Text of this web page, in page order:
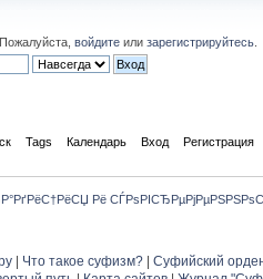
. Пожалуйста, войдите или зарегистрируйтесь
Tags Календарь Вход Регистрация
Рё
Что такое суфизм?
Суфийский